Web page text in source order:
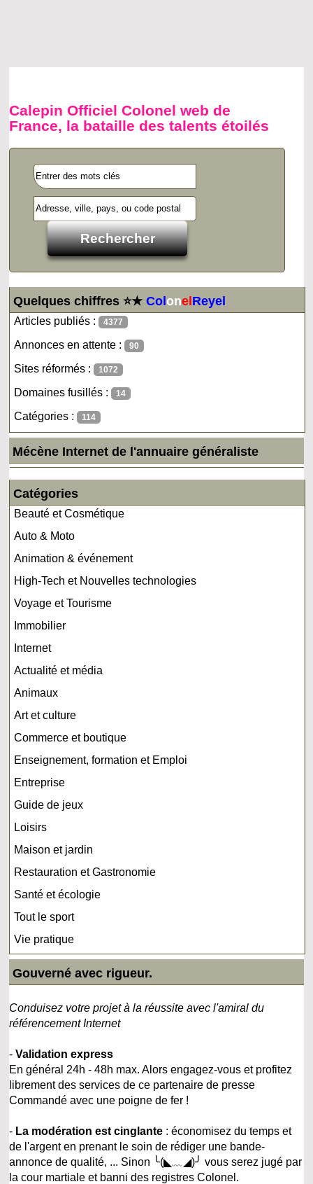
Calepin Officiel Colonel web de
France, la bataille des talents étoilés
Quelques chiffres ⭐★ColonelReyel
Articles publiés : 4377
Annonces en attente : 90
Sites réformés : 1072
Domaines fusillés : 14
Catégories : 114
Mécène Internet de l'annuaire généraliste
Catégories
Beauté et Cosmétique
Auto & Moto
Animation & événement
High-Tech et Nouvelles technologies
Voyage et Tourisme
Immobilier
Internet
Actualité et média
Animaux
Art et culture
Commerce et boutique
Enseignement, formation et Emploi
Entreprise
Guide de jeux
Loisirs
Maison et jardin
Restauration et Gastronomie
Santé et écologie
Tout le sport
Vie pratique
Gouverné avec rigueur.
Conduisez votre projet à la réussite avec l'amiral du
référencement Internet
-Validation express
En général 24h - 48h max. Alors engagez-vous et profitez
librement des services de ce partenaire de presse
Commandé avec une poigne de fer !
- La modération est cinglante : économisez du temps et
de l'argent en prenant le soin de rédiger une bande-
annonce de qualité, ... Sinon ╰(◣﹏◢)╯ vous serez jugé par
la cour martiale et banni des registres Colonel.